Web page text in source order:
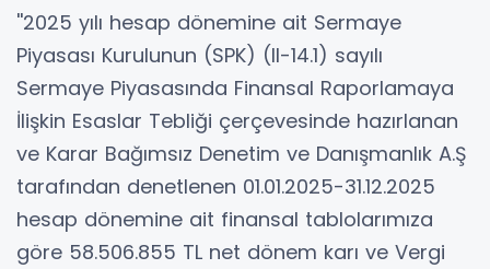
''2025 yılı hesap dönemine ait Sermaye
Piyasası Kurulunun (SPK) (II-14.1) sayılı
Sermaye Piyasasında Finansal Raporlamaya
İlişkin Esaslar Tebliği çerçevesinde hazırlanan
ve Karar Bağımsız Denetim ve Danışmanlık A.Ş
tarafından denetlenen 01.01.2025-31.12.2025
hesap dönemine ait finansal tablolarımıza
göre 58.506.855 TL net dönem karı ve Vergi